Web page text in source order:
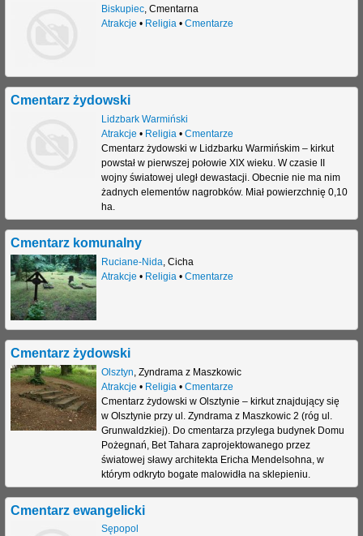
Biskupiec, Cmentarna
Atrakcje • Religia • Cmentarze
Cmentarz żydowski
Lidzbark Warmiński
Atrakcje • Religia • Cmentarze
Cmentarz żydowski w Lidzbarku Warmińskim – kirkut
powstał w pierwszej połowie XIX wieku. W czasie II
wojny światowej uległ dewastacji. Obecnie nie ma nim
żadnych elementów nagrobków. Miał powierzchnię 0,10
ha.
Cmentarz komunalny
Ruciane-Nida Cicha
Atrakcje • Religia • Cmentarze
Cmentarz żydowski
Olsztyn Zyndrama z Maszkowic
Atrakcje • Religia • Cmentarze
Cmentarz żydowski w Olsztynie – kirkut znajdujący się
w Olsztynie przy ul. Zyndrama z Maszkowic 2 (róg ul.
Grunwaldzkiej). Do cmentarza przylega budynek Domu
Pożegnań, Bet Tahara zaprojektowanego przez
światowej sławy architekta Ericha Mendelsohna, w
którym odkryto bogate malowidła na sklepieniu.
Cmentarz ewangelicki
Sępopol